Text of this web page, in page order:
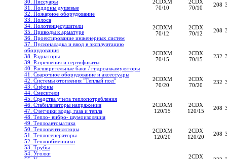
30. Писсуары
31. Поддоны душевые
32. Пожарное оборудование
33. Полоса
34. Полотенцесушители
35. Приводы к арматуре
36. Проектирование инженерных систем
37. Пусконаладка и ввод в эксплуатацию
оборудования
38. Радиаторы
39. Разрешения и сертификаты
40. Расширительные баки / гидроаккамуляторы
41. Сварочное оборудование и аксессуары
42. Системы отопления "Теплый пол"
43. Сифоны
44. Смесители
45. Средства учета теплопотребления
46. Стабилизаторы напряжения
47. Счетчики воды, газа и тепла
48. Тепло- вибро- шумоизоляция
49. Теплоавтоматика
50. Тепловентиляторы
51. Теплогенераторы
52. Теплообменники
53. Трубы
54. Уголки
2CDXM
70/10
2CDX
70/10
208
2CDXM
70/12
2CDX
70/12
208
2CDXM
70/15
2CDX
70/15
232
2CDXM
70/20
2CDX
70/20
232
2CDXM
120/15
2CDX
120/15
208
2CDXM
120/20
2CDX
120/20
208
2CDX